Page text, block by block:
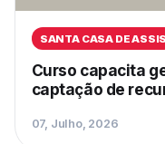
SANTA CASA DE ASSIS
Curso capacita
captação de
07, Julho, 2026